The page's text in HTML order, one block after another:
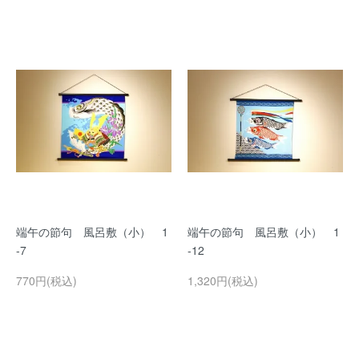
端午の節句 風呂敷（小） 1
-7
770円(税込)
端午の節句 風呂敷（小） 1
-12
1,320円(税込)